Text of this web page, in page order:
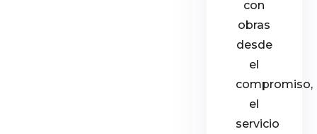
con
obras
desde
el
compromiso,
el
servicio